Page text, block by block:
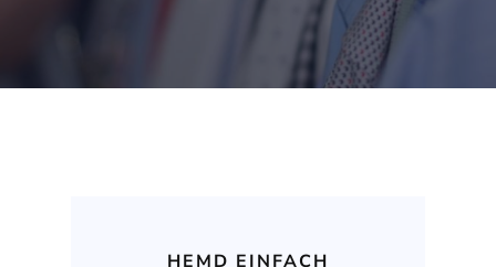
HEMD EINFACH